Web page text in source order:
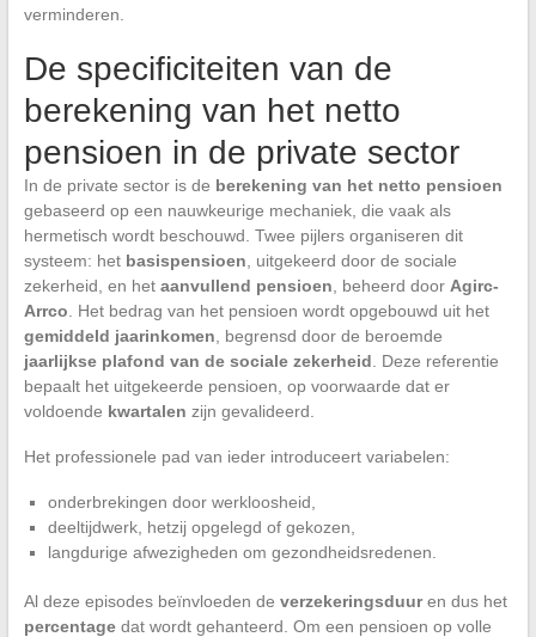
verminderen.
De specificiteiten van de
berekening van het netto
pensioen in de private sector
In de private sector is de berekening van het netto pensioen
gebaseerd op een nauwkeurige mechaniek, die vaak als
hermetisch wordt beschouwd. Twee pijlers organiseren dit
systeem: het basispensioen , uitgekeerd door de sociale
zekerheid, en het aanvullend pensioen , beheerd door Agirc-
Arrco . Het bedrag van het pensioen wordt opgebouwd uit het
gemiddeld jaarinkomen , begrensd door de beroemde
jaarlijkse plafond van de sociale zekerheid . Deze referentie
bepaalt het uitgekeerde pensioen, op voorwaarde dat er
voldoende kwartalen zijn gevalideerd.
Het professionele pad van ieder introduceert variabelen:
onderbrekingen door werkloosheid,
deeltijdwerk, hetzij opgelegd of gekozen,
langdurige afwezigheden om gezondheidsredenen.
Al deze episodes beïnvloeden de verzekeringsduuren dus het
percentagedat wordt gehanteerd. Om een pensioen op volle